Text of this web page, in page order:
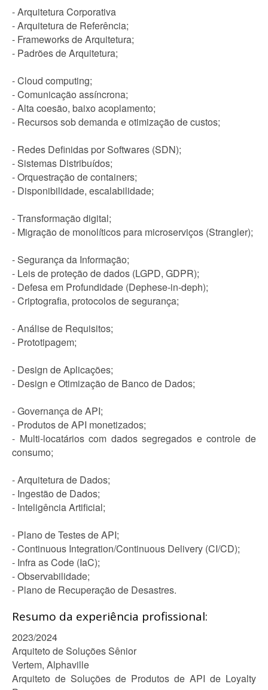
- Arquitetura Corporativa
- Arquitetura de Referência;
- Frameworks de Arquitetura;
- Padrões de Arquitetura;
- Cloud computing;
- Comunicação assíncrona;
- Alta coesão, baixo acoplamento;
- Recursos sob demanda e otimização de custos;
- Redes Definidas por Softwares (SDN);
- Sistemas Distribuídos;
- Orquestração de containers;
- Disponibilidade, escalabilidade;
- Transformação digital;
- Migração de monolíticos para microserviços (Strangler);
- Segurança da Informação;
- Leis de proteção de dados (LGPD, GDPR);
- Defesa em Profundidade (Dephese-in-deph);
- Criptografia, protocolos de segurança;
- Análise de Requisitos;
- Prototipagem;
- Design de Aplicações;
- Design e Otimização de Banco de Dados;
- Governança de API;
- Produtos de API monetizados;
- Multi-locatários com dados segregados e controle de
consumo;
- Arquitetura de Dados;
- Ingestão de Dados;
- Inteligência Artificial;
- Plano de Testes de API;
- Continuous Integration/Continuous Delivery (CI/CD);
- Infra as Code (IaC);
- Observabilidade;
- Plano de Recuperação de Desastres.
Resumo da experiência profissional:
2023/2024
Arquiteto de Soluções Sênior
Vertem, Alphaville
Arquiteto de Soluções de Produtos de API de Loyalty